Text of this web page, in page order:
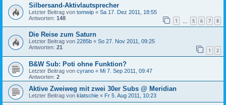
Silbersand-Aktivlautsprecher
Letzter Beitrag von tomwip « Sa 17. Dez 2011, 18:55
Antworten: 148 1 5 6 7 8
Die Reise zum Saturn
Letzter Beitrag von 2285b « So 27. Nov 2011, 09:25
Antworten: 21 1 2
B&W Sub: Poti ohne Funktion?
Letzter Beitrag von cyrano « Mi 7. Sep 2011, 09:47
Antworten: 2
Aktive Zweiweg mit zwei 30er Subs @ Meridian
Letzter Beitrag von klatschie « Fr 5. Aug 2011, 10:23